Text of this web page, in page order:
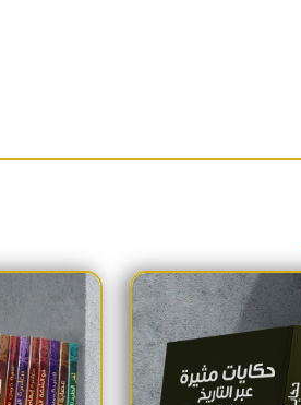
السعر الأصلي هو: 1,700EGP.السعر الحالي هو: 1,600EGP.